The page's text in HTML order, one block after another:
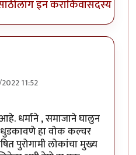
लॉग इन कराकिंवासदस्य व्हा
11:52
धर्माने , समाजाने घालुन
हा वोक कल्चर
पुरोगामी लोकांचा मुख्य